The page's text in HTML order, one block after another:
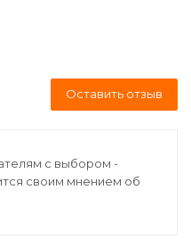
Оставить отзыв
с выбором -
своим мнением об